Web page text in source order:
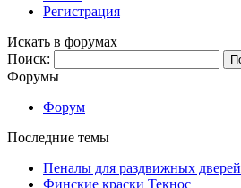
Регистрация
Искать в форумах
Поиск:
Форумы
Форум
Последние темы
Пеналы для раздвижных дверей
Финские краски Текнос